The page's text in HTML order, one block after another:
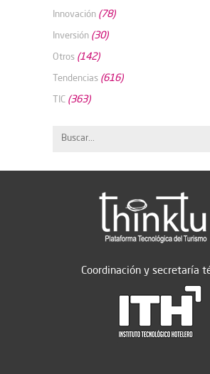
Innovación (78)
Inversión (30)
Otros (142)
Tendencias (616)
TIC (363)
Coordinación y secretaría